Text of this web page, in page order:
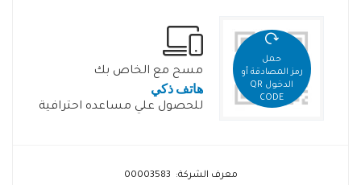
حمل
رمز المصادقة أو
الدخول QR
CODE
مسح مع الخاص بك
هاتف ذكي
للحصول علي مساعده احترافية
معرف الشركة: 00003583